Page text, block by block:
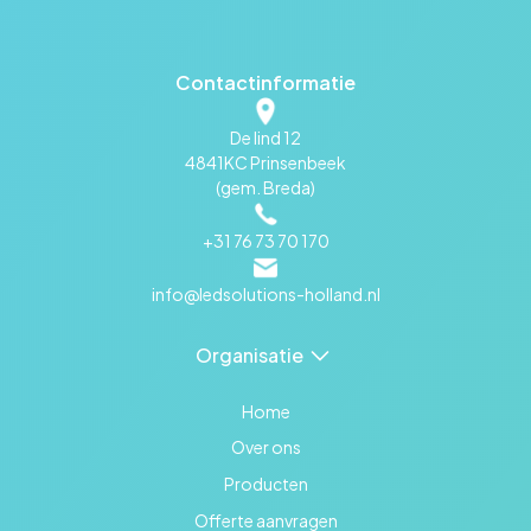
Contactinformatie
De lind 12
4841KC Prinsenbeek
(gem. Breda)
+31 76 73 70 170
info@ledsolutions-holland.nl
Organisatie
Home
Over ons
Producten
Offerte aanvragen